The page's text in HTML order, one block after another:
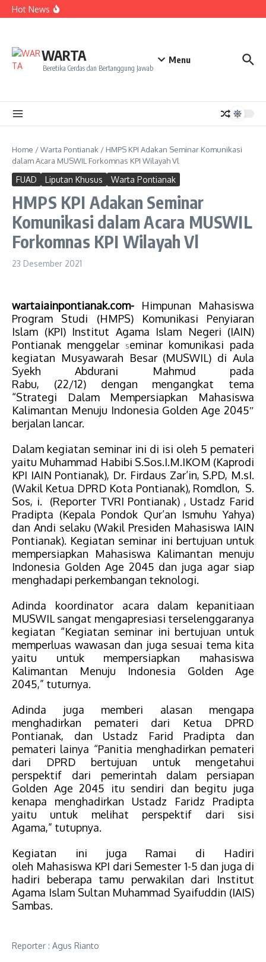
Lewati ke konten
Hot News
ke NCC 4 Bali
Sukseskan Kerja Bakti di Anjungan Melancar
WARTA
Beretika Cerdas dan Bertanggung Jawab
Menu
Home /Warta Pontianak / HMPS KPI Adakan Seminar Komunikasi
dalam Acara MUSWIL Forkomnas KPI Wilayah Vl
FUAD Liputan Khusus Warta Pontianak
HMPS KPI Adakan Seminar
Komunikasi dalam Acara MUSWIL
Forkomnas KPI Wilayah Vl
23 Desember 2021
wartaiainpontianak.com- Himpunan
Mahasiswa
Program
Studi (HMPS) Komunikasi Penyiaran
Islam (KPI) Institut Agama Islam Negeri (IAIN)
Pontianak menggelar seminar komunikasi pada
kegiatan Musyawarah Besar (MUSWIL) di Aula
Syekh Abdurani Mahmud pada
Rabu,
(22/12)
dengan mengangkat tema
“Strategi
Dalam Mempersiapkan Mahasiswa
Kalimantan Menuju Indonesia Golden Age 2045″
berjalan lancar.
Dalam kegiatan seminar ini di isi oleh 5 pemateri
yaitu Muhammad Habibi S.Sos.I.M.IKOM (Kaprodi
KPI IAIN Pontianak), Dr. Firdaus Zar’in, S.PD, M.sI.
(Wakil Ketua DPRD Kota Pontianak), Romdlon, S.
Sos, i. (Reporter TVRI Pontianak) , Ustadz Farid
Pradipta (Kepala Pondok Qur’an Ismuhu Yahya)
dan Andi selaku (Wakil Presiden Mahasiswa IAIN
Pontianak). Kegiatan seminar ini bertujuan untuk
mempersiapkan Mahasiswa Kalimantan menuju
Indonesia Golden Age 2045 dan juga agar siap
menghadapi perkembangan teknologi.
Adinda koordinator acara dalam kepanitiaan
MUSWIL sangat mengapresiasi terselenggaranya
kegiatan “Kegiatan seminar ini bertujuan untuk
memperluas wawasan dan juga sesuai tema kita
yaitu untuk mempersiapkan mahasiswa
Kalimantan Menuju Indonesia Golden Age
2045,” tuturnya.
Adinda
juga
memberi alasan mengapa
menghadirkan pemateri dari Ketua DPRD
Pontianak, dan Ustadz Farid Pradipta dan
pemateri lainya “Panitia menghadirkan pemateri
dari DPRD bertujuan untuk mengetahui
perspektif dari pemerintah dalam persiapan
Golden Age 2045 itu sendiri dan begitu juga
kenapa menghadirkan Ustadz Faridz Pradipta
yaitu untuk melihat perspektif dari sisi
Agama,” tutupnya.
Kegiatan ini juga Ramai di Hadiri
oleh Mahasiswa KPI dari Semester 1-5 dan juga di
hadiri beberapa tamu perwakilan dari Institut
Agama Islam Sultan Muhammad Syaifuddin (IAIS)
Sambas.
Reporter : Agus Rianto